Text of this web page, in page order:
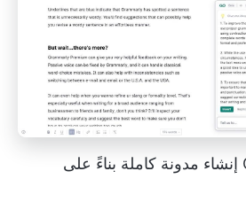
يمكن ل Grammarly إنشاء مدونة كاملة بناءً على